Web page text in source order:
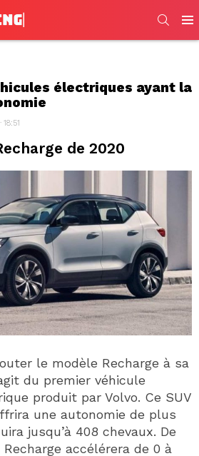
électriques ayant la
de 2020
le modèle Recharge à sa
du premier véhicule
produit par Volvo. Ce SUV
une autonomie de plus
jusqu’à 408 chevaux. De
accélérera de 0 à